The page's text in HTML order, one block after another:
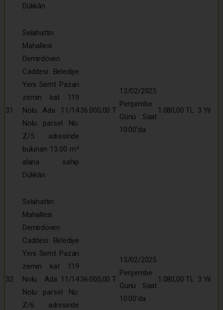
Dükkân
31
Selahattin
Mahallesi
Demirdöven
Caddesi Belediye
Yeni Semt Pazarı
zemin kat 119
Nolu Ada 11/14
Nolu parsel No:
Z/5 adresinde
bulunan 13.00 m²
alana sahip
Dükkân
36.000,00 T
13/02/2025
Perşembe
Günü Saat
10:00’da
1.080,00 TL 3 Yıl
32
Selahattin
Mahallesi
Demirdöven
Caddesi Belediye
Yeni Semt Pazarı
zemin kat 119
Nolu Ada 11/14
Nolu parsel No:
Z/6 adresinde
36.000,00 T
13/02/2025
Perşembe
Günü Saat
10:00’da
1.080,00 TL 3 Yıl